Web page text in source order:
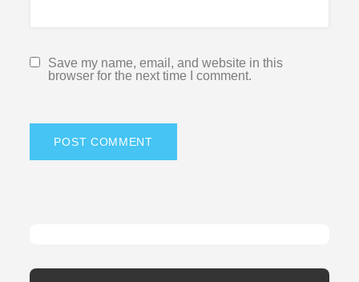
Save my name, email, and website in this
browser for the next time I comment.